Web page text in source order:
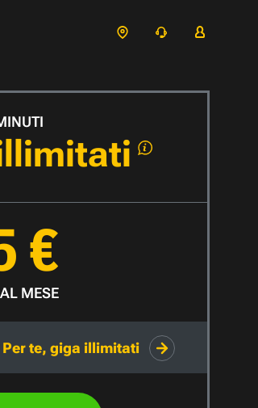
€
AL MESE
Per te, giga illimitati